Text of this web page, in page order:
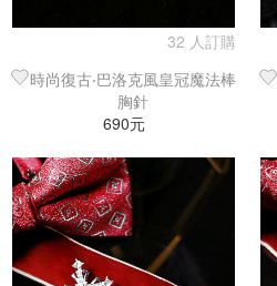
32 人訂購
時尚復古‧巴洛克風皇冠魔法棒
胸針
690元